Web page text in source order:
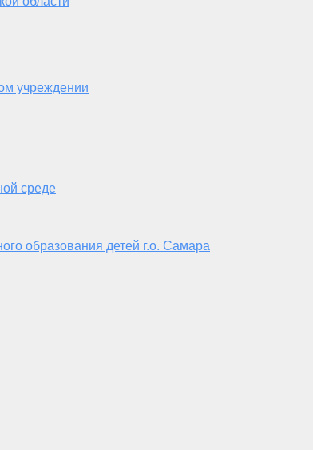
учреждении
среде
образования детей г.о. Самара